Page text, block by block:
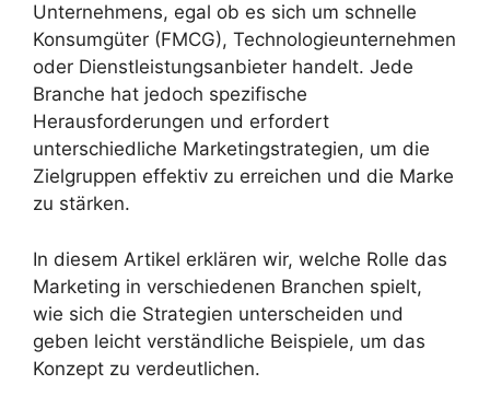
Unternehmens, egal ob es sich um schnelle
Konsumgüter (FMCG), Technologieunternehmen
oder Dienstleistungsanbieter handelt. Jede
Branche hat jedoch spezifische
Herausforderungen und erfordert
unterschiedliche Marketingstrategien, um die
Zielgruppen effektiv zu erreichen und die Marke
zu stärken.
In diesem Artikel erklären wir, welche Rolle das
Marketing in verschiedenen Branchen spielt,
wie sich die Strategien unterscheiden und
geben leicht verständliche Beispiele, um das
Konzept zu verdeutlichen.